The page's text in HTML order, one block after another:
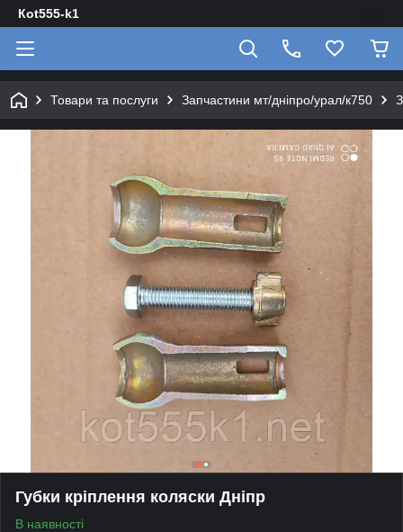
Кot555-k1
Товари та послуги Запчастини мт/дніпро/урал/к750
Губки кріплення коляски Дніпр
В наявності